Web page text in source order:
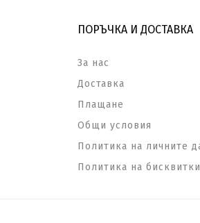
ПОРЪЧКА И ДОСТАВКА
За нас
Доставка
Плащане
Общи условия
Политика на личните
Политика на